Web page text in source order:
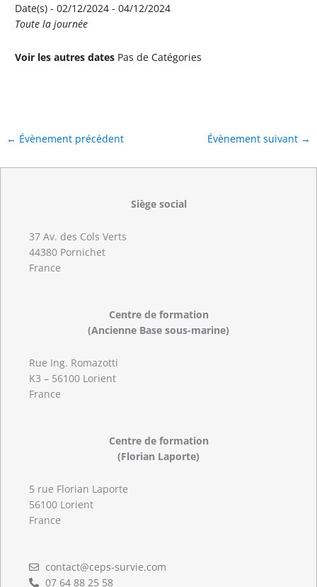
Date(s) - 02/12/2024 - 04/12/2024
Toute la journée
Voir les autres dates Pas de Catégories
← Évènement précédent Évènement suivant →
Siège social
37 Av. des Cols Verts
44380 Pornichet
France
Centre de formation
(Ancienne Base sous-marine)
Rue Ing. Romazotti
K3 – 56100 Lorient
France
Centre de formation
(Florian Laporte)
5 rue Florian Laporte
56100 Lorient
France
contact@ceps-survie.com
07 64 88 25 58